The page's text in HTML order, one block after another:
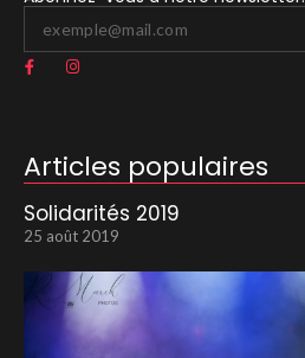
Articles populaires
Solidarités 2019
25 août 2019